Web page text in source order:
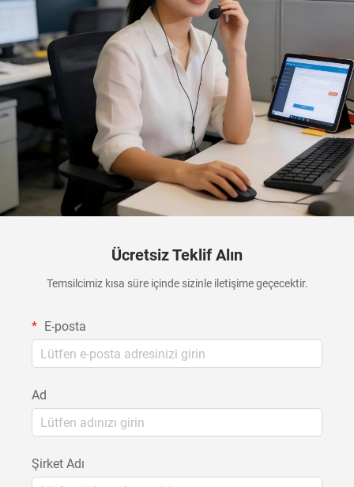
Ücretsiz Teklif Alın
Temsilcimiz kısa süre içinde sizinle iletişime geçecektir.
E-posta
Ad
Şirket Adı